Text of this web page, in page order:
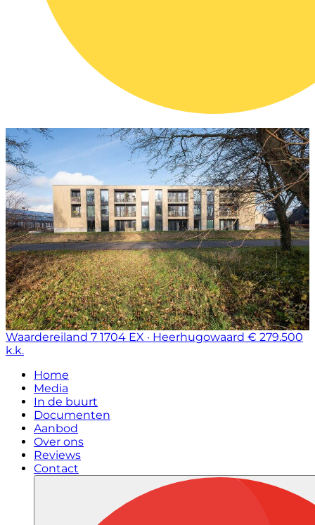
Waardereiland 7 1704 EX · Heerhugowaard € 279.500
k.k.
Home
Media
In de buurt
Documenten
Aanbod
Over ons
Reviews
Contact